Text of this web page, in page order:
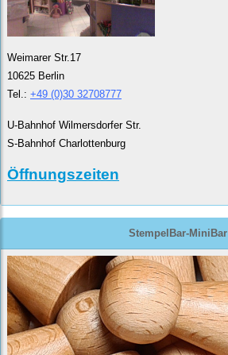
Weimarer Str.17
10625 Berlin
Tel.: +49 (0)30 32708777
U-Bahnhof Wilmersdorfer Str.
S-Bahnhof Charlottenburg
Öffnungszeiten
StempelBar-MiniBar